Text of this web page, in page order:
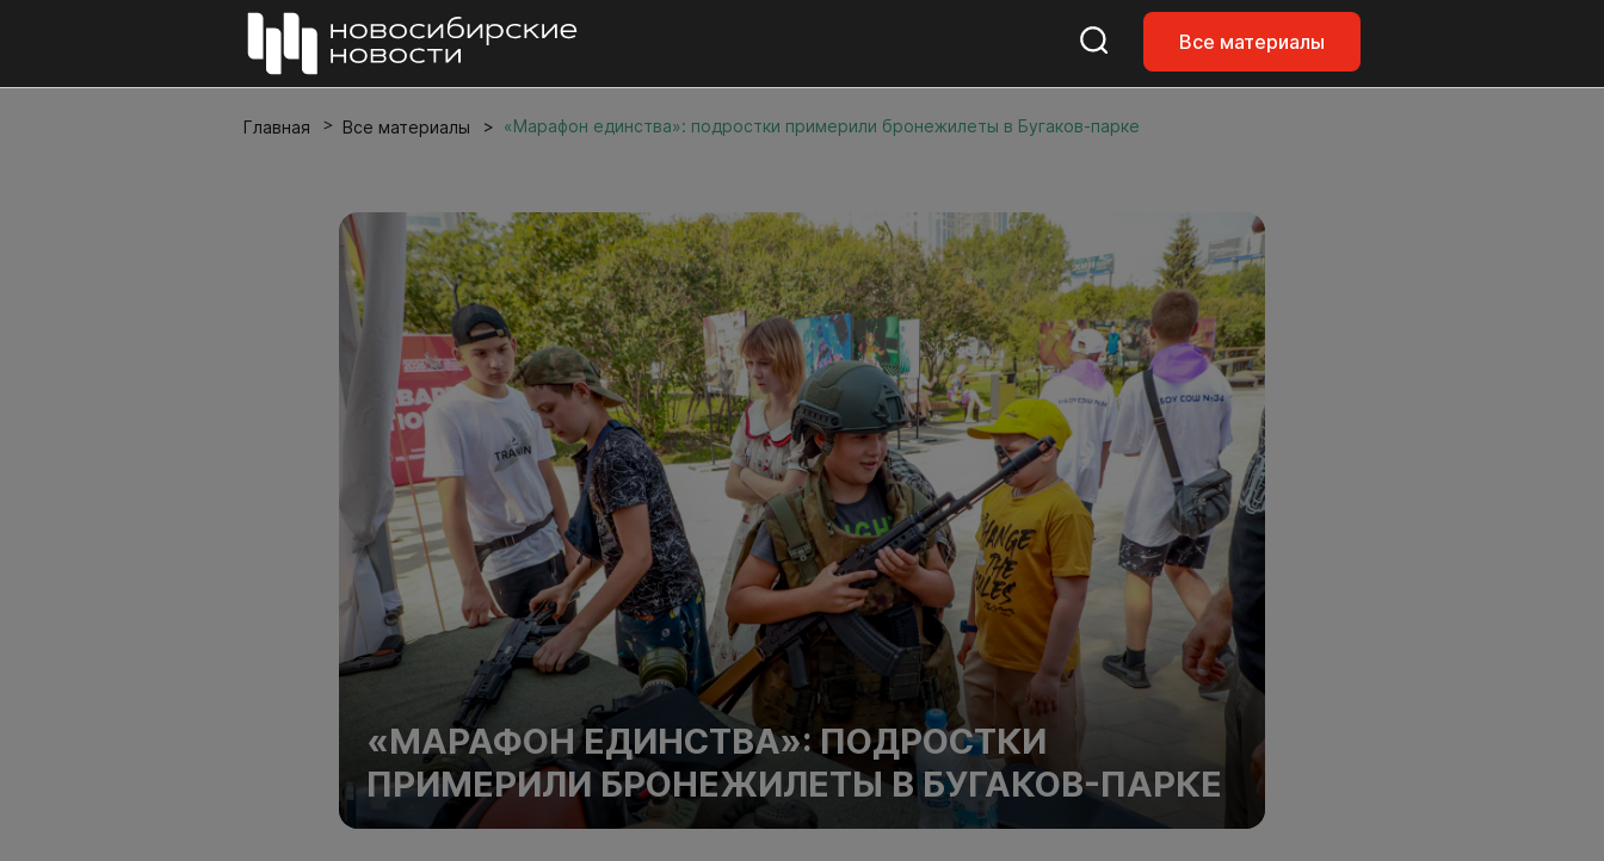
Все материалы
Главная Все материалы «Марафон единства»: подростки примерили бронежилеты в Бугаков-парке
«МАРАФОН ЕДИНСТВА»: ПОДРОСТКИ
ПРИМЕРИЛИ БРОНЕЖИЛЕТЫ В БУГАКОВ-ПАРКЕ